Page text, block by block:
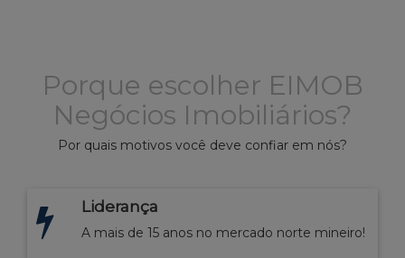
Porque escolher EIMOB
Negócios Imobiliários?
Por quais motivos você deve confiar em nós?
Liderança
A mais de 15 anos no mercado norte mineiro!